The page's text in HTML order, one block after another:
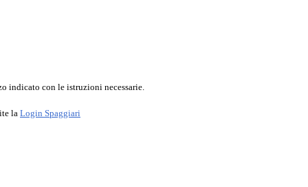
indicato con le istruzioni necessarie.
la Login Spaggiari